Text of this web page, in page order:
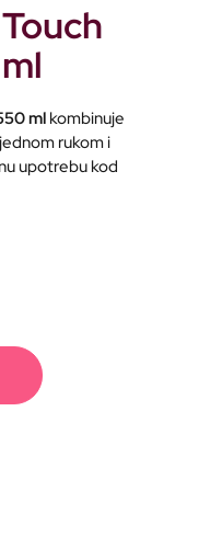
ml kombinuje
rukom i
upotrebu kod